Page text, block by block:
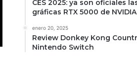
CES 2025: ya son oficiales
gráficas RTX 5000 de NVIDIA
enero 20, 2025
Review Donkey Kong
Nintendo Switch